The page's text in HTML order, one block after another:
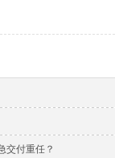
交付重任？